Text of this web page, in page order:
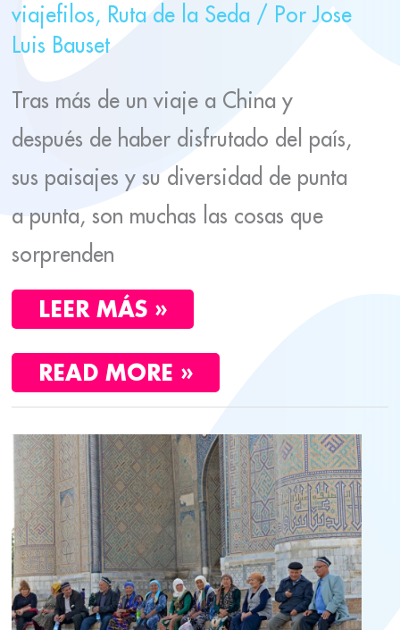
viajefilos, Ruta de la Seda/ Por Jose
Luis Bauset
Tras más de un viaje a China y
después de haber disfrutado del país,
sus paisajes y su diversidad de punta
a punta, son muchas las cosas que
sorprenden
LEER MÁS »
READ MORE »
TASHKENT
Y
BISHKEK,
LAS
CAPITALES
DE
UZBEKISTÁN
Y
KIRGUISTÁN